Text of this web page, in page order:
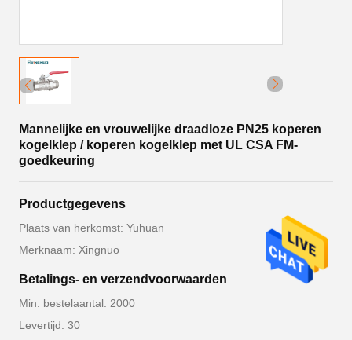
Mannelijke en vrouwelijke draadloze PN25 koperen
kogelklep / koperen kogelklep met UL CSA FM-
goedkeuring
Productgegevens
Plaats van herkomst: Yuhuan
Merknaam: Xingnuo
Betalings- en verzendvoorwaarden
Min. bestelaantal: 2000
Levertijd: 30